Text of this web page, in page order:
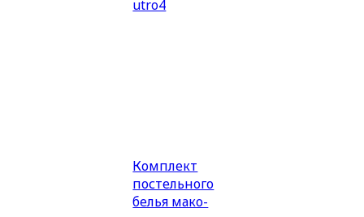
Комплект
постельного
белья мако-